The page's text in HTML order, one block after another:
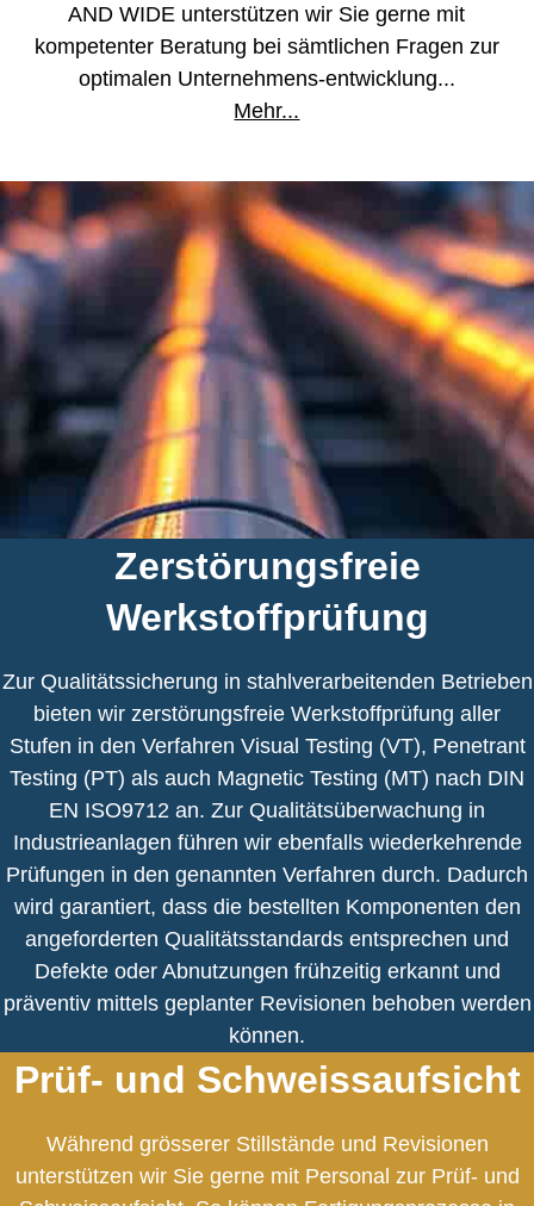
AND WIDE unterstützen wir Sie gerne mit
kompetenter Beratung bei sämtlichen Fragen zur
optimalen Unternehmens-entwicklung...
Mehr...
Zerstörungsfreie
Werkstoffprüfung
Zur Qualitätssicherung in stahlverarbeitenden Betrieben
bieten wir zerstörungsfreie Werkstoffprüfung aller
Stufen in den Verfahren Visual Testing (VT), Penetrant
Testing (PT) als auch Magnetic Testing (MT) nach DIN
EN ISO9712 an. Zur Qualitätsüberwachung in
Industrieanlagen führen wir ebenfalls wiederkehrende
Prüfungen in den genannten Verfahren durch. Dadurch
wird garantiert, dass die bestellten Komponenten den
angeforderten Qualitätsstandards entsprechen und
Defekte oder Abnutzungen frühzeitig erkannt und
präventiv mittels geplanter Revisionen behoben werden
können.
Prüf- und Schweissaufsicht
Während grösserer Stillstände und Revisionen
unterstützen wir Sie gerne mit Personal zur Prüf- und